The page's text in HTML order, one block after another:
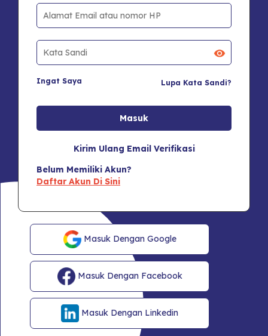
Ingat Saya Lupa Kata Sandi?
Kirim Ulang Email Verifikasi
Belum Memiliki Akun?
Daftar Akun Di Sini
Masuk Dengan Google
Masuk Dengan Facebook
Masuk Dengan Linkedin